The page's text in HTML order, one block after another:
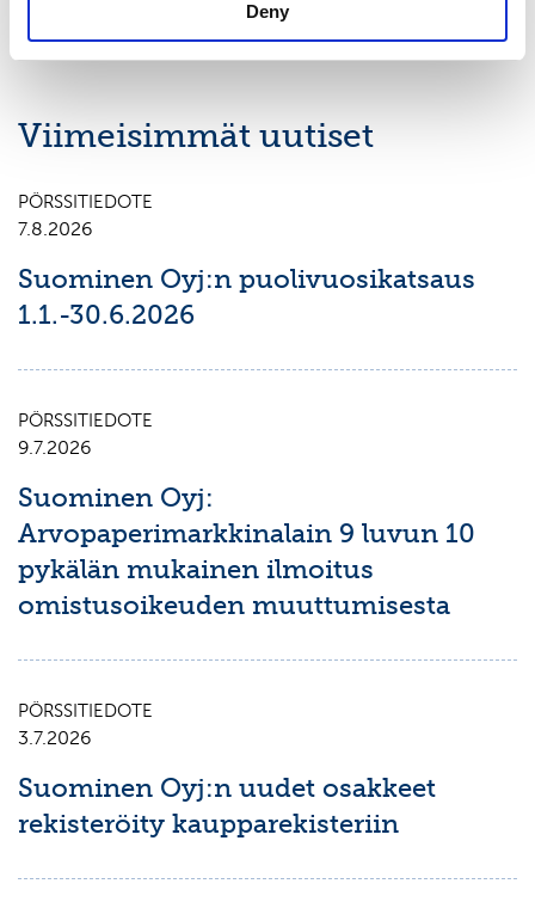
Deny
Viimeisimmät uutiset
PÖRSSITIEDOTE
7.8.2026
Suominen Oyj:n puolivuosikatsaus
1.1.-30.6.2026
PÖRSSITIEDOTE
9.7.2026
Suominen Oyj:
Arvopaperimarkkinalain 9 luvun 10
pykälän mukainen ilmoitus
omistusoikeuden muuttumisesta
PÖRSSITIEDOTE
3.7.2026
Suominen Oyj:n uudet osakkeet
rekisteröity kaupparekisteriin